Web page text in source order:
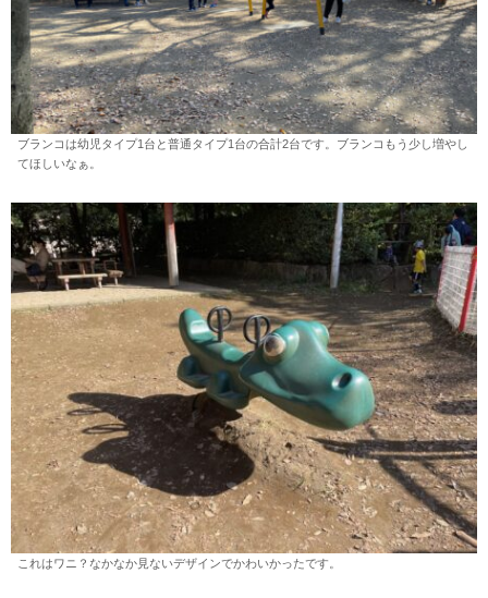
ブランコは幼児タイプ1台と普通タイプ1台の合計2台です。ブランコもう少し増やし
てほしいなぁ。
これはワニ？なかなか見ないデザインでかわいかったです。